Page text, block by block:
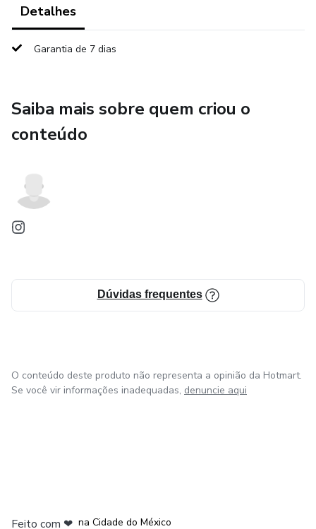
Detalhes
Garantia de 7 dias
Saiba mais sobre quem criou o
conteúdo
Dúvidas frequentes
O conteúdo deste produto não representa a opinião da Hotmart.
Se você vir informações inadequadas, denuncie aqui
Feito com ❤ na Cidade do México